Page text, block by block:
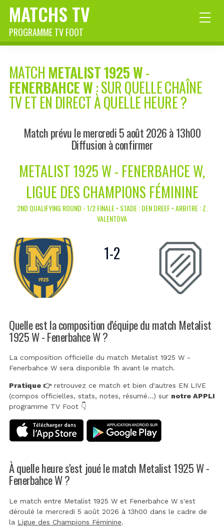
MATCHS TV
PROGRAMME TV FOOT
MATCH METALIST 1925 W-
FENERBAHCE W: SUR QUELLE CHAÎNE
TV ET EN DIRECT À QUELLE HEURE ?
Match prévu le mercredi 5 août 2026 à 13h00
Diffusion à confirmer
METALIST 1925 W - FENERBAHCE W,
LIGUE DES CHAMPIONS FÉMININE
2ND QUALIFYING ROUND - 1/2 FINALE • STADE : DEN DREEF • ARBITRE : Z.
VALENTOVA
1-2
Quelle est la composition d'équipe du match Metalist
1925 W - Fenerbahce W ?
La composition officielle du match Metalist 1925 W -
Fenerbahce W sera disponible 1h avant le match.
Pratique 👉retrouvez ce match et bien d'autres EN LIVE
(compos officielles, stats, notes, résumé...) sur notre APPLI
programme TV Foot 👇
À quelle heure s'est joué le match Metalist 1925 W -
Fenerbahce W ?
Le match entre Metalist 1925 W et Fenerbahce W s'est
déroulé le mercredi 5 août 2026 à 13h00 dans le cadre de
la Ligue des Champions Féminine.